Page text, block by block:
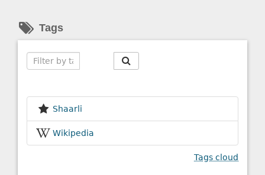
Tags
Shaarli
Wikipedia
Tags cloud